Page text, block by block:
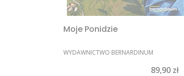
Moje Ponidzie
PRODUCENT
WYDAWNICTWO BERNARDINUM
Cena
89,90 zł